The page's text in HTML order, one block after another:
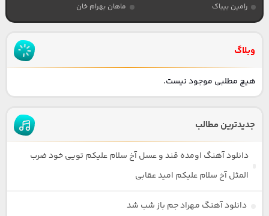
رامین بیباک
ماهان بهرام خان
وبلاگ
هیچ مطلبی موجود نیست.
جدیدترین مطالب
دانلود آهنگ اومده قند و عسل آخ سلام علیکم تویی خود ضرب
المثل آخ سلام علیکم امید عقابی
دانلود آهنگ مهراد جم باز شب شد